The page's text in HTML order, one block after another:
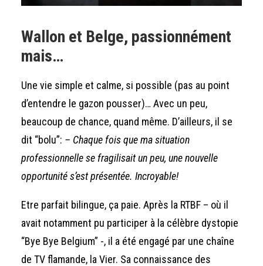
Wallon et Belge, passionnément
mais…
Une vie simple et calme, si possible (pas au point
d’entendre le gazon pousser)… Avec un peu,
beaucoup de chance, quand même. D’ailleurs, il se
dit “bolu”: – Chaque fois que ma situation
professionnelle se fragilisait un peu, une nouvelle
opportunité s’est présentée. Incroyable!
Etre parfait bilingue, ça paie. Après la RTBF – où il
avait notamment pu participer à la célèbre dystopie
“Bye Bye Belgium” -, il a été engagé par une chaîne
de TV flamande, la Vier. Sa connaissance des